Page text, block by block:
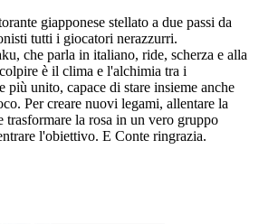
giapponese stellato a due passi da
tutti i giocatori nerazzurri.
che parla in italiano, ride, scherza e alla
è il clima e l'alchimia tra i
più unito, capace di stare insieme anche
Per creare nuovi legami, allentare la
trasformare la rosa in un vero gruppo
l'obiettivo. E Conte ringrazia.